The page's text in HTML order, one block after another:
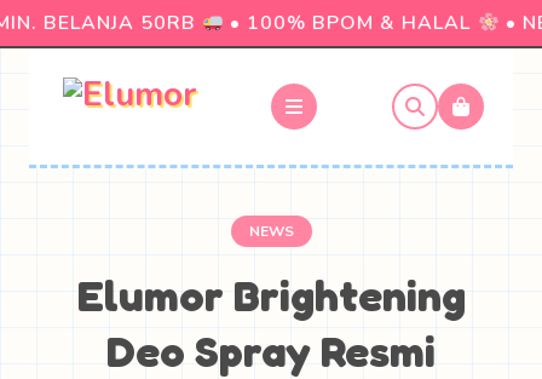
BELANJA 50RB • 100% BPOM & HALAL •
NEWS
Elumor Brightening
Deo Spray Resmi